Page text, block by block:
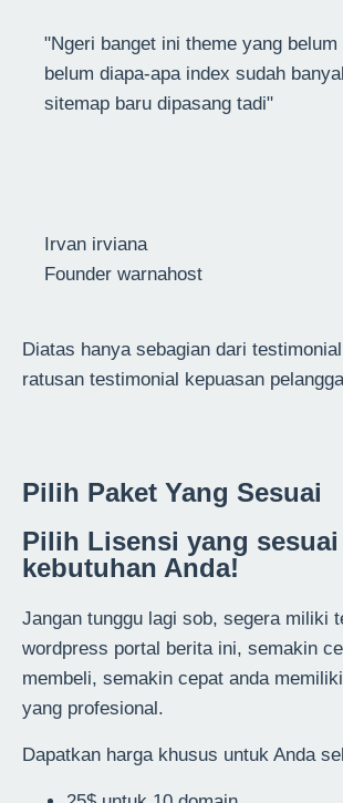
"Ngeri banget ini theme yang belum
belum diapa-apa index sudah
sitemap baru dipasang tadi"
Irvan irviana
Founder warnahost
Diatas hanya sebagian dari
ratusan testimonial kepuasan
Pilih Paket Yang Sesuai
Pilih Lisensi yang
kebutuhan Anda!
Jangan tunggu lagi sob, segera miliki
wordpress portal berita ini, semakin
membeli, semakin cepat anda
yang profesional.
Dapatkan harga khusus untuk Anda